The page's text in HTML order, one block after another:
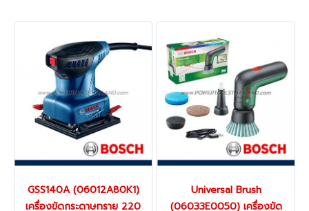
GSS140A (06012A80K1)
เครื่องขัดกระดาษทราย 220
Universal Brush
(06033E0050) เครื่องขัด